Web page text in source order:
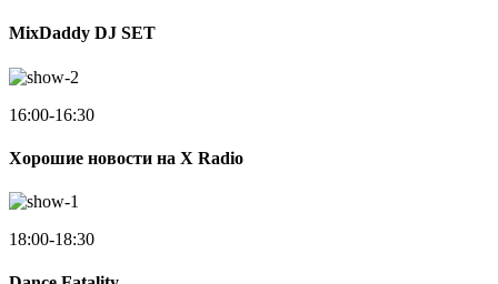
MixDaddy DJ SET
16:00-16:30
Хорошие новости на X Radio
18:00-18:30